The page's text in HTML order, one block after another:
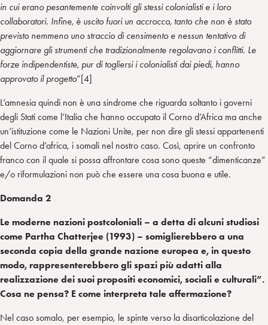
in cui erano pesantemente coinvolti gli stessi colonialisti e i loro
collaboratori. Infine, è uscito fuori un accrocco, tanto che non è stato
previsto nemmeno uno straccio di censimento e nessun tentativo di
aggiornare gli strumenti che tradizionalmente regolavano i conflitti. Le
forze indipendentiste, pur di togliersi i colonialisti dai piedi, hanno
approvato il progetto”[4]
L’amnesia quindi non è una sindrome che riguarda soltanto i governi
degli Stati come l’Italia che hanno occupato il Corno d’Africa ma anche
un’istituzione come le Nazioni Unite, per non dire gli stessi appartenenti
del Corno d’africa, i somali nel nostro caso. Così, aprire un confronto
franco con il quale si possa affrontare cosa sono queste “dimenticanze”
e/o riformulazioni non può che essere una cosa buona e utile.
Domanda 2
Le moderne nazioni postcoloniali – a detta di alcuni studiosi
come Partha Chatterjee (1993) – somiglierebbero a una
seconda copia della grande nazione europea e, in questo
modo, rappresenterebbero gli spazi più adatti alla
realizzazione dei suoi propositi economici, sociali e culturali”.
Cosa ne pensa? E come interpreta tale affermazione?
Nel caso somalo, per esempio, le spinte verso la disarticolazione del